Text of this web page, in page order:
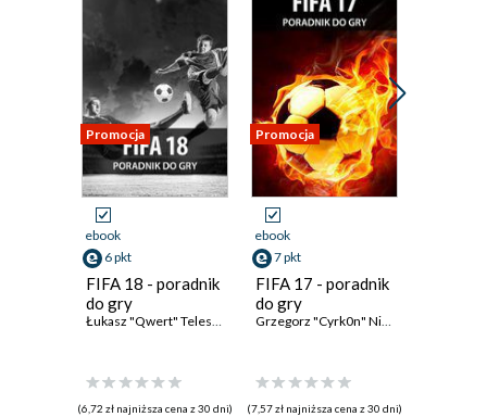
Promocja
ebook
6 pkt
FIFA 18 - poradnik
do gry
(6,72 zł najniższa cena z 30 dni)
Promocja
ebook
7 pkt
FIFA 17 - poradnik
do gry
(7,57 zł najniższa cena z 30 dni)